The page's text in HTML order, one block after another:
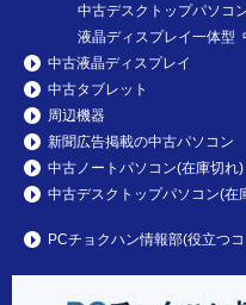
中古デスクトップパソコ
液晶ディスプレイ一体型
中古液晶ディスプレイ
中古タブレット
周辺機器
新聞広告掲載の中古パソコン
中古ノートパソコン(在庫切れ)
中古デスクトップパソコン(在
PCチョクハン情報部(役立つ